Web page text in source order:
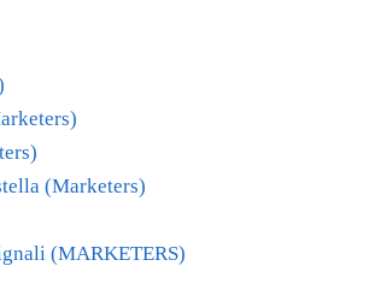
(Marketers)
(MARKETERS)